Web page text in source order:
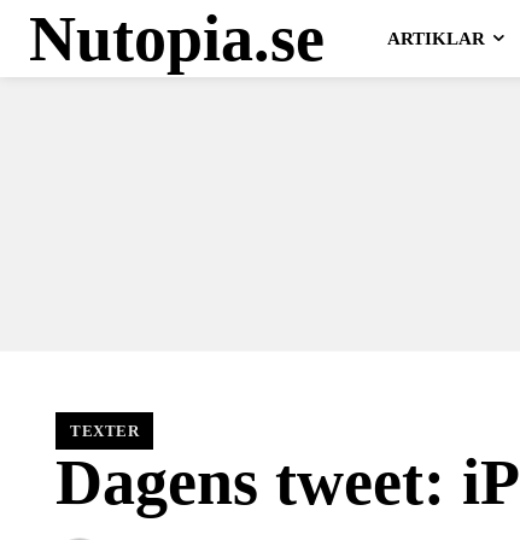
Nutopia.se ARTIKLAR
TEXTER
Dagens tweet: